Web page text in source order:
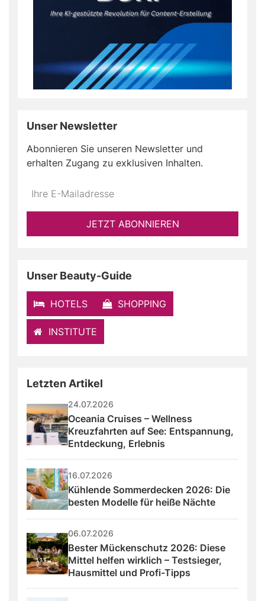
Unser Newsletter
Abonnieren Sie unseren Newsletter und
erhalten Zugang zu exklusiven Inhalten.
Do
*Ihre
JETZT ABONNIEREN
Unser Beauty-Guide
HOTELS SHOPPING
INSTITUTE
Letzten Artikel
24.07.2026
Oceania Cruises – Wellness
Kreuzfahrten auf See: Entspannung,
Entdeckung, Erlebnis
16.07.2026
Kühlende Sommerdecken 2026: Die
besten Modelle für heiße Nächte
06.07.2026
Bester Mückenschutz 2026: Diese
Mittel helfen wirklich – Testsieger,
Hausmittel und Profi-Tipps